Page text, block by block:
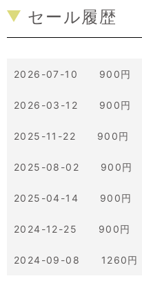
セール履歴
2026-07-10 900円
2026-03-12 900円
2025-11-22 900円
2025-08-02 900円
2025-04-14 900円
2024-12-25 900円
2024-09-08 1260円